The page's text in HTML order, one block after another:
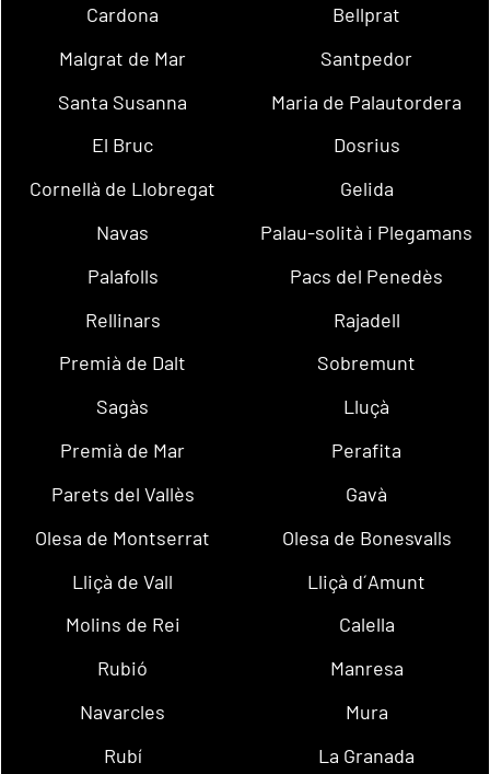
Cardona
Bellprat
Malgrat de Mar
Santpedor
Santa Susanna
Maria de Palautordera
El Bruc
Dosrius
Cornellà de Llobregat
Gelida
Navas
Palau-solità i Plegamans
Palafolls
Pacs del Penedès
Rellinars
Rajadell
Premià de Dalt
Sobremunt
Sagàs
Lluçà
Premià de Mar
Perafita
Parets del Vallès
Gavà
Olesa de Montserrat
Olesa de Bonesvalls
Lliçà de Vall
Lliçà d´Amunt
Molins de Rei
Calella
Rubió
Manresa
Navarcles
Mura
Rubí
La Granada